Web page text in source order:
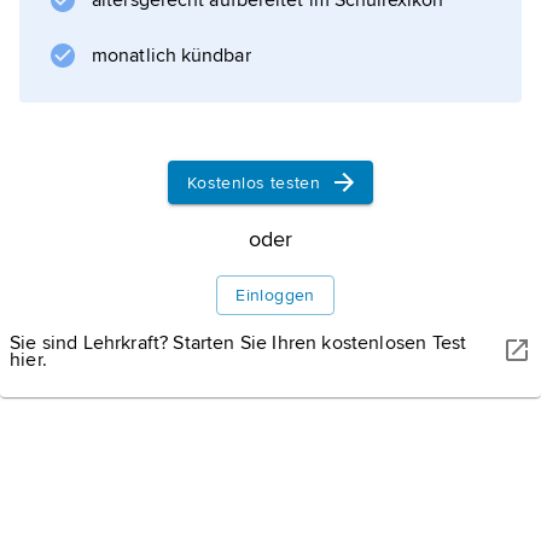
als Zustand der Ungebundenheit,
monatlich kündbar
Kostenlos testen
oder
Einloggen
Sie sind Lehrkraft? Starten Sie Ihren kostenlosen Test
hier.